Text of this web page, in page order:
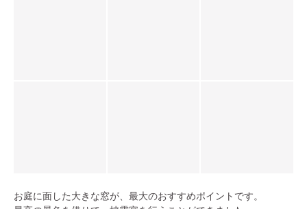
お庭に面した大きな窓が、最大のおすすめポイントです。